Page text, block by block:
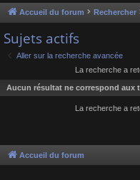
co
ur
ci
u
s
Accueil du forum Rechercher
Sujets actifs
Aller sur la recherche avancée
La recherche a
Aucun résultat ne correspond aux
La recherche a
Accueil du forum